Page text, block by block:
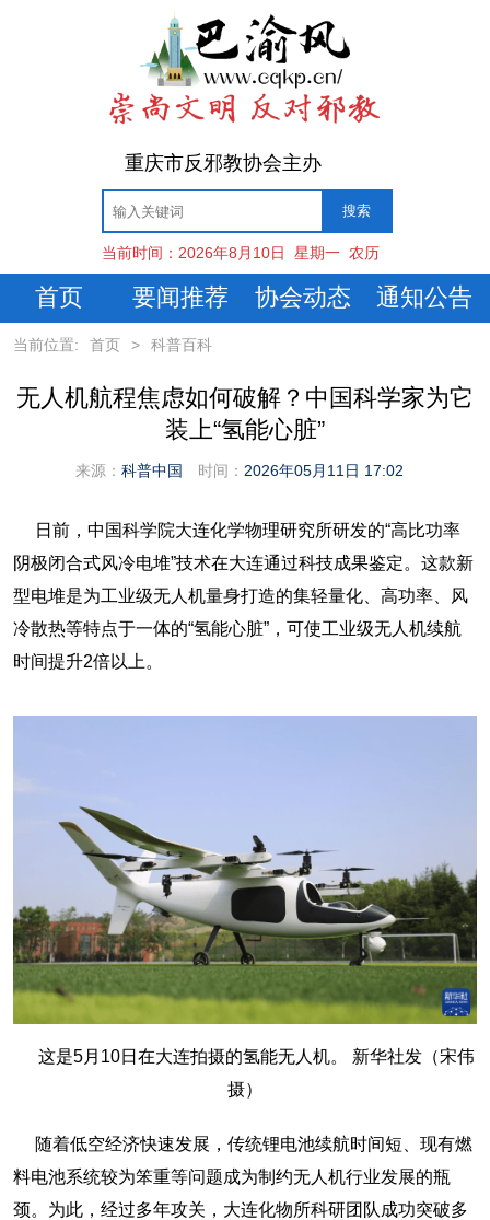
重庆市反邪教协会主办
当前时间： 2026年8月10日 星期一 农历
首页 要闻推荐 协会动态 通知公告
当前位置: 首页 > 科普百科
无人机航程焦虑如何破解？中国科学家为它
装上“氢能心脏”
来源： 科普中国 时间： 2026年05月11日 17:02
日前，中国科学院大连化学物理研究所研发的“高比功率
阴极闭合式风冷电堆”技术在大连通过科技成果鉴定。这款新
型电堆是为工业级无人机量身打造的集轻量化、高功率、风
冷散热等特点于一体的“氢能心脏”，可使工业级无人机续航
时间提升2倍以上。
这是5月10日在大连拍摄的氢能无人机。 新华社发（宋伟
摄）
随着低空经济快速发展，传统锂电池续航时间短、现有燃
料电池系统较为笨重等问题成为制约无人机行业发展的瓶
颈。为此，经过多年攻关，大连化物所科研团队成功突破多